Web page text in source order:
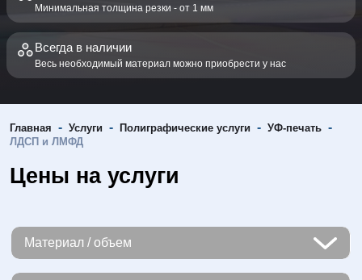
Минимальная толщина резки - от 1 мм
Всегда в наличии
Весь необходимый материал можно приобрести у нас
Главная - Услуги - Полиграфические услуги - УФ-печать -
ЛДСП и ЛМФД
Цены на услуги
Материал / объем